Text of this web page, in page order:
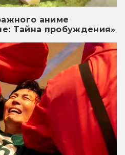
аниме
Тайна пробуждения»